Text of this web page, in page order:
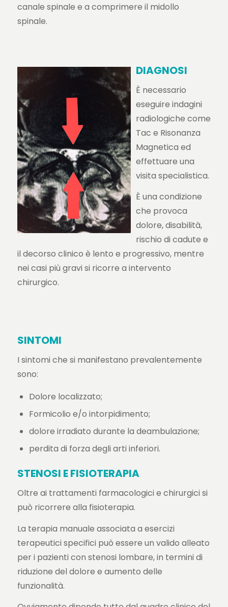
canale spinale e a comprimere il midollo
spinale.
DIAGNOSI
È necessario
eseguire indagini
radiologiche come
Tac e Risonanza
Magnetica ed
effettuare una
visita specialistica.
È una condizione
che provoca
dolore, disabilità,
rischio di cadute e
il decorso clinico è lento e progressivo, mentre
nei casi più gravi si ricorre a intervento
chirurgico.
SINTOMI
I sintomi che si manifestano prevalentemente
sono:
Dolore localizzato;
Formicolio e/o intorpidimento;
dolore irradiato durante la deambulazione;
perdita di forza degli arti inferiori.
STENOSI E FISIOTERAPIA
Oltre ai trattamenti farmacologici e chirurgici si
può ricorrere alla fisioterapia.
La terapia manuale associata a esercizi
terapeutici specifici può essere un valido alleato
per i pazienti con stenosi lombare, in termini di
riduzione del dolore e aumento delle
funzionalità.